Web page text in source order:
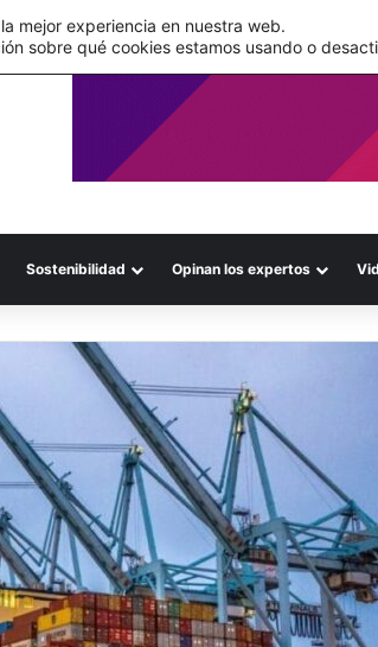
WMS en la nube
Sostenibilidad Opinan los expertos
mejor experiencia en nuestra web.
sobre qué cookies estamos usando o